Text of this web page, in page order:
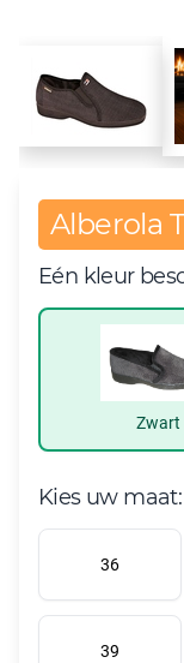
Alberola
Eén kleur
Zwart
Kies uw maat:
36
39